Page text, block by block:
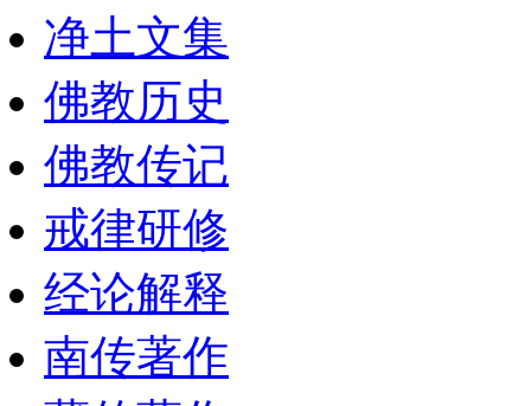
净土文集
佛教历史
佛教传记
戒律研修
经论解释
南传著作